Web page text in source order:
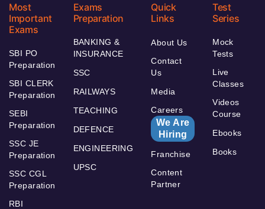
Most
Important
Exams
SBI PO
Preparation
SBI CLERK
Preparation
SEBI
Preparation
SSC JE
Preparation
SSC CGL
Preparation
RBI
Exams
Preparation
BANKING &
INSURANCE
SSC
RAILWAYS
TEACHING
DEFENCE
ENGINEERING
UPSC
Quick
Links
About Us
Contact
Us
Media
Careers
We Are
Hiring
Franchise
Content
Partner
Test
Series
Mock
Tests
Live
Classes
Videos
Course
Ebooks
Books